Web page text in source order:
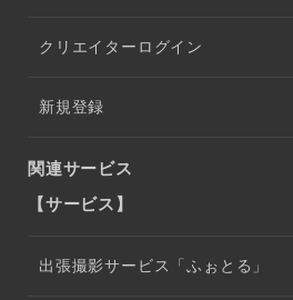
クリエイターログイン
新規登録
関連サービス
【サービス】
出張撮影サービス「ふぉとる」